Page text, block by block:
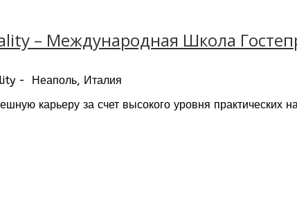
– Международная Школа
- Неаполь, Италия
карьеру за счет высокого уровня практических
School – основа успеха вуза, как